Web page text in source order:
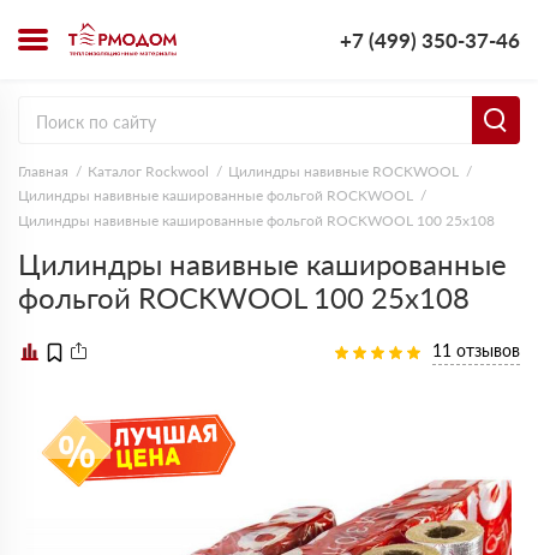
+7 (499) 350-37-46
Главная Каталог Rockwool
Цилиндры навивные ROCKWOOL
Цилиндры навивные кашированные фольгой ROCKWOOL
Цилиндры навивные кашированные фольгой ROCKWOOL 100 25х108
Цилиндры навивные кашированные
фольгой ROCKWOOL 100 25х108
11 отзывов